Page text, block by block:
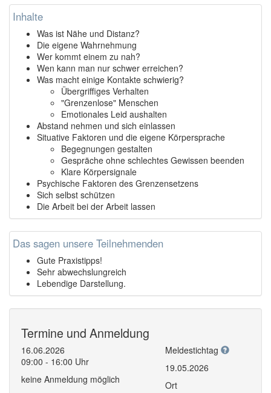
Inhalte
Was ist Nähe und Distanz?
Die eigene Wahrnehmung
Wer kommt einem zu nah?
Wen kann man nur schwer erreichen?
Was macht einige Kontakte schwierig?
Übergriffiges Verhalten
"Grenzenlose" Menschen
Emotionales Leid aushalten
Abstand nehmen und sich einlassen
Situative Faktoren und die eigene Körpersprache
Begegnungen gestalten
Gespräche ohne schlechtes Gewissen beenden
Klare Körpersignale
Psychische Faktoren des Grenzensetzens
Sich selbst schützen
Die Arbeit bei der Arbeit lassen
Das sagen unsere Teilnehmenden
Gute Praxistipps!
Sehr abwechslungreich
Lebendige Darstellung.
Termine und Anmeldung
16.06.2026
09:00 - 16:00 Uhr
keine Anmeldung möglich
Meldestichtag
19.05.2026
Ort